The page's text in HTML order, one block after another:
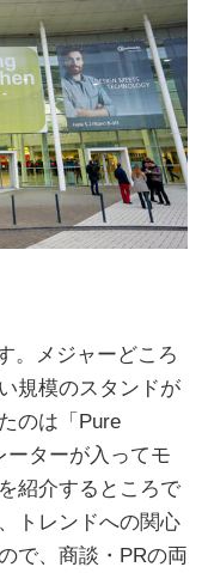
。メジャーどころ
規模のスタンドが
のは「Pure
ーターが入ってモ
紹介するところで
トレンドへの関心
で、商談・PRの両